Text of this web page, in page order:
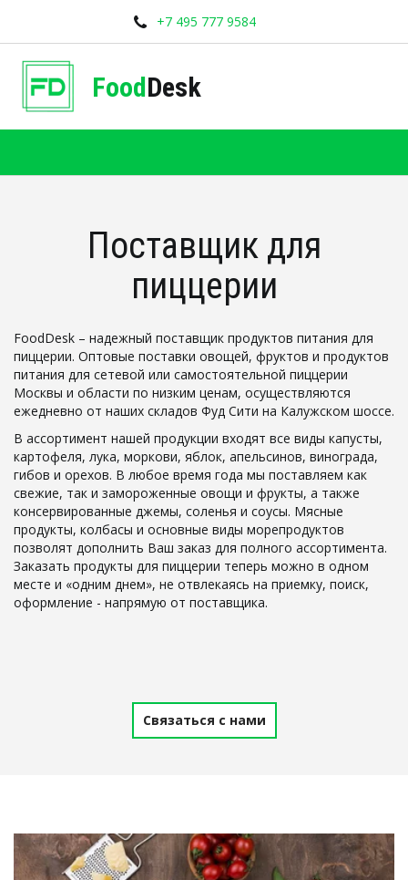
+7 495 777 9584
FoodDesk
Поставщик для
пиццерии
FoodDesk – надежный поставщик продуктов питания для
пиццерии. Оптовые поставки овощей, фруктов и продуктов
питания для сетевой или самостоятельной пиццерии
Москвы и области по низким ценам, осуществляются
ежедневно от наших складов Фуд Сити на Калужском шоссе.
В ассортимент нашей продукции входят все виды капусты,
картофеля, лука, моркови, яблок, апельсинов, винограда,
гибов и орехов. В любое время года мы поставляем как
свежие, так и замороженные овощи и фрукты, а также
консервированные джемы, соленья и соусы. Мясные
продукты, колбасы и основные виды морепродуктов
позволят дополнить Ваш заказ для полного ассортимента.
Заказать продукты для пиццерии теперь можно в одном
месте и «одним днем», не отвлекаясь на приемку, поиск,
оформление - напрямую от поставщика.
Связаться с нами